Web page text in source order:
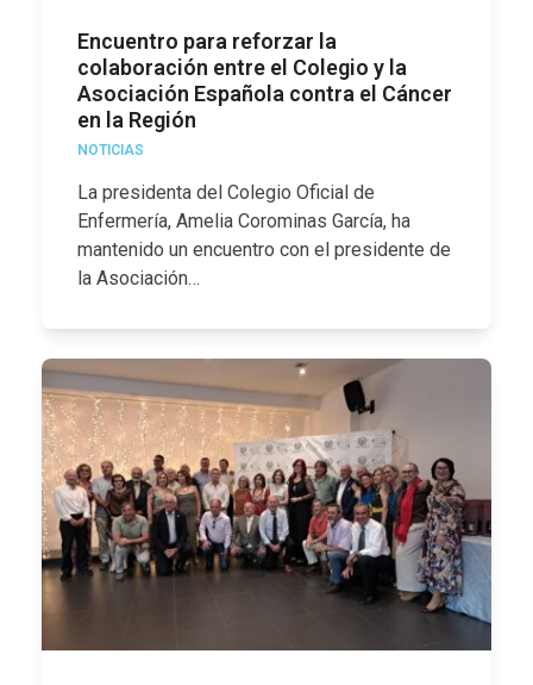
Encuentro para reforzar la
colaboración entre el Colegio y la
Asociación Española contra el Cáncer
en la Región
NOTICIAS
La presidenta del Colegio Oficial de
Enfermería, Amelia Corominas García, ha
mantenido un encuentro con el presidente de
la Asociación…